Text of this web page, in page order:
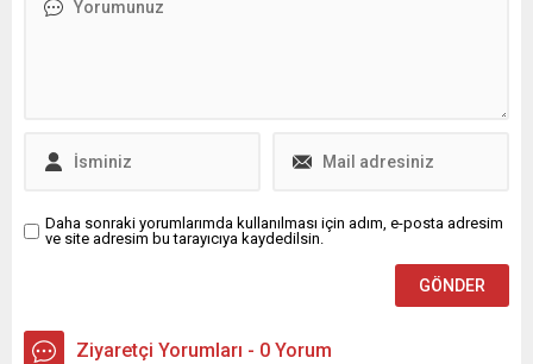
Daha sonraki yorumlarımda kullanılması için adım, e-posta adresim
ve site adresim bu tarayıcıya kaydedilsin.
Ziyaretçi Yorumları - 0 Yorum